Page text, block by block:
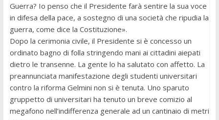
Guerra? Io penso che il Presidente farà sentire la sua voce
in difesa della pace, a sostegno di una società che ripudia la
guerra, come dice la Costituzione».
Dopo la cerimonia civile, il Presidente si è concesso un
ordinato bagno di folla stringendo mani ai cittadini aiepati
dietro le transenne. La gente lo ha salutato con affetto. La
preannunciata manifestazione degli studenti universitari
contro la riforma Gelmini non si è tenuta. Uno sparuto
gruppetto di universitari ha tenuto un breve comizio al
megafono nell’indifferenza generale ad un cantinaio di metri